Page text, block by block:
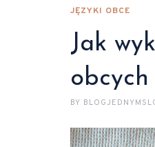
JĘZYKI OBCE
Jak
obcych
BY